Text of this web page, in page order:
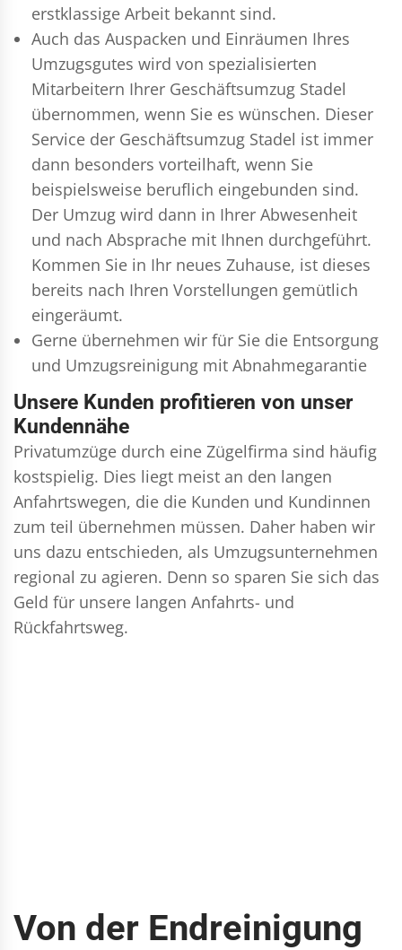
erstklassige Arbeit bekannt sind.
Auch das Auspacken und Einräumen Ihres
Umzugsgutes wird von spezialisierten
Mitarbeitern Ihrer Geschäftsumzug Stadel
übernommen, wenn Sie es wünschen. Dieser
Service der Geschäftsumzug Stadel ist immer
dann besonders vorteilhaft, wenn Sie
beispielsweise beruflich eingebunden sind.
Der Umzug wird dann in Ihrer Abwesenheit
und nach Absprache mit Ihnen durchgeführt.
Kommen Sie in Ihr neues Zuhause, ist dieses
bereits nach Ihren Vorstellungen gemütlich
eingeräumt.
Gerne übernehmen wir für Sie die Entsorgung
und Umzugsreinigung mit Abnahmegarantie
Unsere Kunden profitieren von unser
Kundennähe
Privatumzüge durch eine Zügelfirma sind häufig
kostspielig. Dies liegt meist an den langen
Anfahrtswegen, die die Kunden und Kundinnen
zum teil übernehmen müssen. Daher haben wir
uns dazu entschieden, als Umzugsunternehmen
regional zu agieren. Denn so sparen Sie sich das
Geld für unsere langen Anfahrts- und
Rückfahrtsweg.
Von der Endreinigung